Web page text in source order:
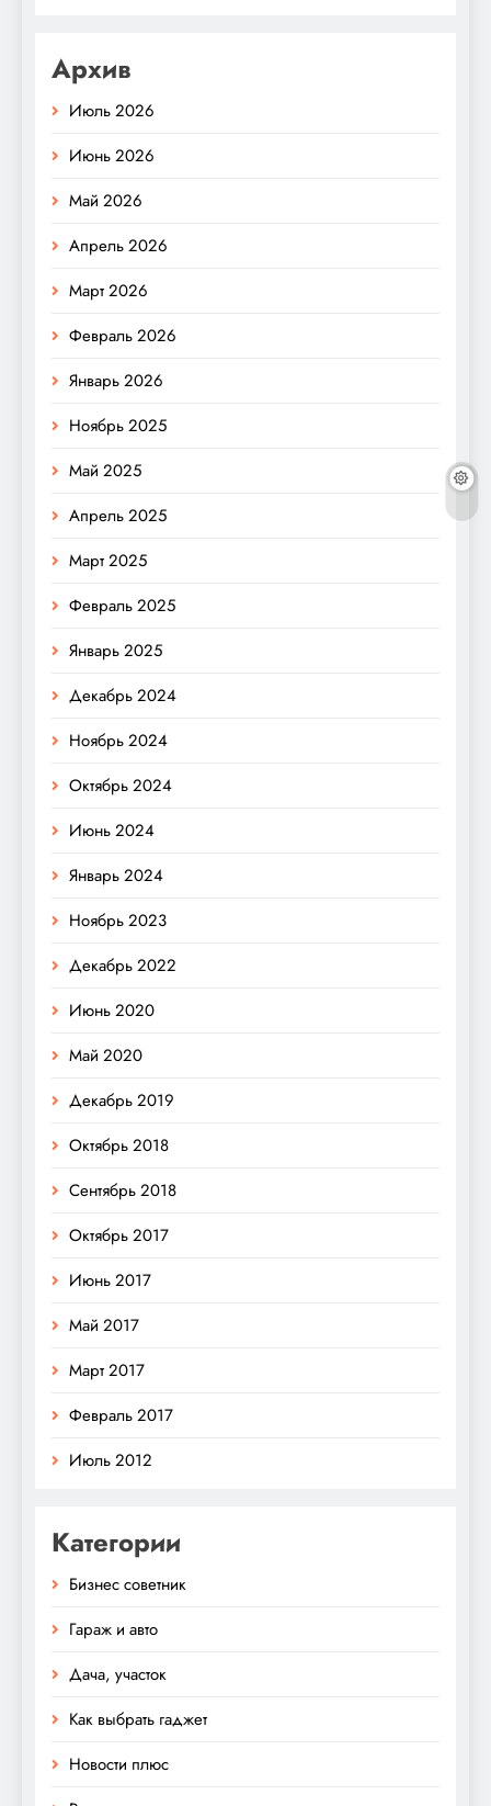
Архив
Июль 2026
Июнь 2026
Май 2026
Апрель 2026
Март 2026
Февраль 2026
Январь 2026
Ноябрь 2025
Май 2025
Апрель 2025
Март 2025
Февраль 2025
Январь 2025
Декабрь 2024
Ноябрь 2024
Октябрь 2024
Июнь 2024
Январь 2024
Ноябрь 2023
Декабрь 2022
Июнь 2020
Май 2020
Декабрь 2019
Октябрь 2018
Сентябрь 2018
Октябрь 2017
Июнь 2017
Май 2017
Март 2017
Февраль 2017
Июль 2012
Категории
Бизнес советник
Гараж и авто
Дача, участок
Как выбрать гаджет
Новости плюс